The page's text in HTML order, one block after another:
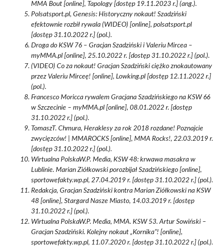
MMA Bout [online], Tapology [dostęp 19.11.2023 r.] (ang.).
Polsatsport.pl, Genesis: Historyczny nokaut! Szadziński
efektownie rozbił rywala (WIDEO) [online], polsatsport.pl
[dostęp 31.10.2022 r.] (pol.).
Droga do KSW 76 – Gracjan Szadziński i Valeriu Mircea –
myMMA.pl [online], 25.10.2022 r. [dostęp 31.10.2022 r.] (pol.).
(VIDEO) Co za nokaut! Gracjan Szadziński ciężko znokautowany
przez Valeriu Mirceę! [online], Lowking.pl [dostęp 12.11.2022 r.]
(pol.).
Francesco Moricca rywalem Gracjana Szadzińskiego na KSW 66
w Szczecinie – myMMA.pl [online], 08.01.2022 r. [dostęp
31.10.2022 r.] (pol.).
TomaszT. Chmura, Heraklesy za rok 2018 rozdane! Poznajcie
zwycięzców! | MMAROCKS [online], MMA Rocks!, 22.03.2019 r.
[dostęp 31.10.2022 r.] (pol.).
Wirtualna PolskaW.P. Media, KSW 48: krwawa masakra w
Lublinie. Marian Ziółkowski porozbijał Szadzińskiego [online],
sportowefakty.wp.pl, 27.04.2019 r. [dostęp 31.10.2022 r.] (pol.).
Redakcja, Gracjan Szadziński kontra Marian Ziółkowski na KSW
48 [online], Stargard Nasze Miasto, 14.03.2019 r. [dostęp
31.10.2022 r.] (pol.).
Wirtualna PolskaW.P. Media, MMA. KSW 53. Artur Sowiński –
Gracjan Szadziński. Kolejny nokaut „Kornika”! [online],
sportowefakty.wp.pl, 11.07.2020 r. [dostęp 31.10.2022 r.] (pol.).